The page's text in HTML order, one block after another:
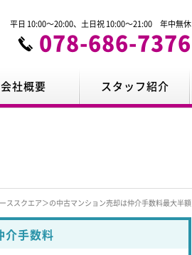
平日 10:00～20:00、土日祝 10:00～21:00 年中無休
078-686-7376
会社概要 スタッフ紹介
ススクエア＞の中古マンション売却は仲介手数料最大半額
介手数料